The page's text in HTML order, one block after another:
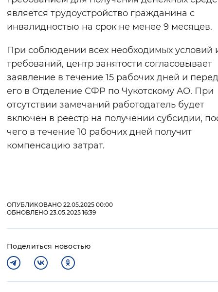
является трудоустройство гражданина с
инвалидностью на срок не менее 9 месяцев.
При соблюдении всех необходимых условий
требований, центр занятости согласовывает
заявление в течение 15 рабочих дней и
его в Отделение СФР по Чукотскому АО. При
отсутствии замечаний работодатель будет
включен в реестр на получении субсидии,
чего в течение 10 рабочих дней получит
компенсацию затрат.
ОПУБЛИКОВАНО 22.05.2025 00:00
ОБНОВЛЕНО 23.05.2025 16:39
Поделиться новостью